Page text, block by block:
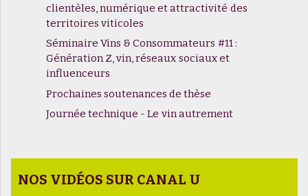
clientèles, numérique et attractivité des
territoires viticoles
Séminaire Vins & Consommateurs #11 :
Génération Z, vin, réseaux sociaux et
influenceurs
Prochaines soutenances de thèse
Journée technique - Le vin autrement
NOS VIDÉOS SUR CANAL U